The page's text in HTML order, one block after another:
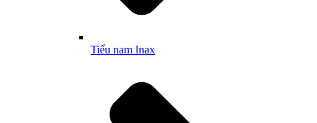
Tiểu nam Inax